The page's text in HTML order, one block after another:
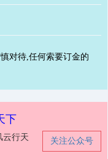
对待,任何索要订金的
下
关注公众号
云行天